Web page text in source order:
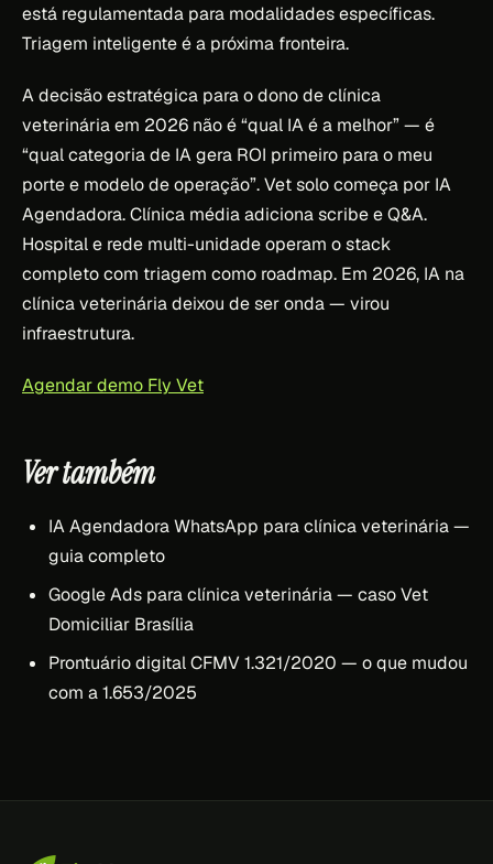
está regulamentada para modalidades específicas.
Triagem inteligente é a próxima fronteira.
A decisão estratégica para o dono de clínica
veterinária em 2026 não é “qual IA é a melhor” — é
“qual categoria de IA gera ROI primeiro para o meu
porte e modelo de operação”. Vet solo começa por IA
Agendadora. Clínica média adiciona scribe e Q&A.
Hospital e rede multi-unidade operam o stack
completo com triagem como roadmap. Em 2026, IA na
clínica veterinária deixou de ser onda — virou
infraestrutura.
Agendar demo Fly Vet
Ver também
IA Agendadora WhatsApp para clínica veterinária —
guia completo
Google Ads para clínica veterinária — caso Vet
Domiciliar Brasília
Prontuário digital CFMV 1.321/2020 — o que mudou
com a 1.653/2025